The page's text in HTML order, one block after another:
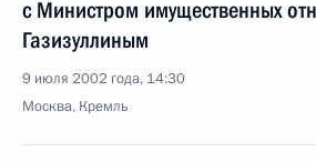
с Министром имущественных
Газизуллиным
9 июля 2002 года, 14:30
Москва, Кремль